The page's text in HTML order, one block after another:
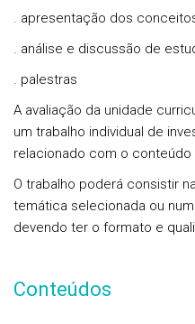
. apresentação dos
. análise e discussão de
. palestras
A avaliação da unidade
um trabalho individual de
relacionado com o
O trabalho poderá consistir
temática selecionada ou
devendo ter o formato e
Conteúdos